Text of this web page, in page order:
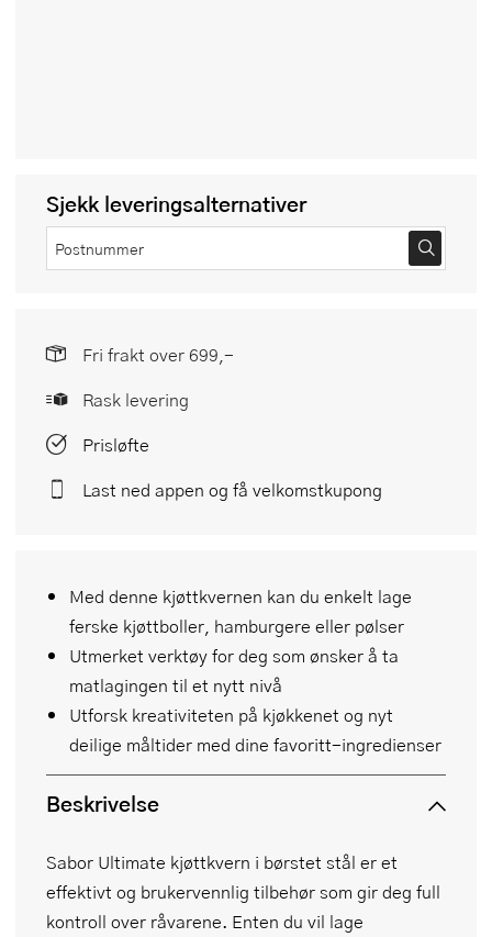
Med denne kjøttkvernen kan du enkelt lage
ferske kjøttboller, hamburgere eller pølser
Utmerket verktøy for deg som ønsker å ta
matlagingen til et nytt nivå
Utforsk kreativiteten på kjøkkenet og nyt
deilige måltider med dine favoritt-ingredienser
Beskrivelse
Sabor Ultimate kjøttkvern i børstet stål er et
effektivt og brukervennlig tilbehør som gir deg full
kontroll over råvarene. Enten du vil lage
Sjekk leveringsalternativer
Fri frakt over 699,-
Rask levering
Prisløfte
Last ned appen og få velkomstkupong